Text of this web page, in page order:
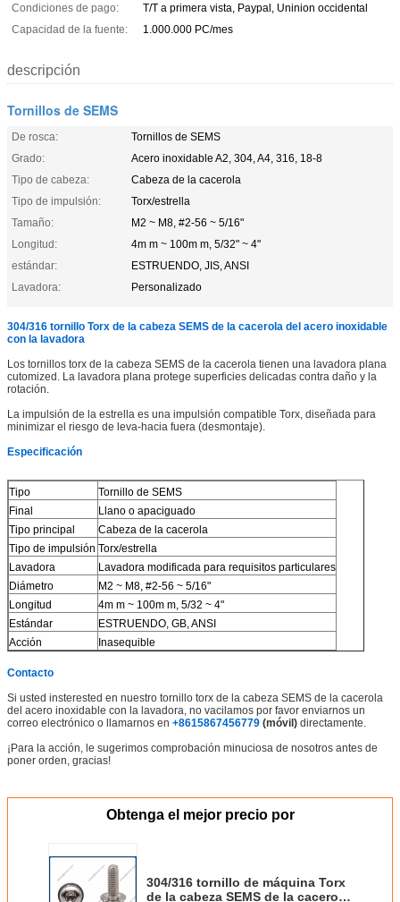
Condiciones de pago:
T/T a primera vista, Paypal, Uninion occidental
Capacidad de la fuente:
1.000.000 PC/mes
descripción
Tornillos de SEMS
De rosca:
Tornillos de SEMS
Grado:
Acero inoxidable A2, 304, A4, 316, 18-8
Tipo de cabeza:
Cabeza de la cacerola
Tipo de impulsión:
Torx/estrella
Tamaño:
M2 ~ M8, #2-56 ~ 5/16"
Longitud:
4m m ~ 100m m, 5/32" ~ 4"
estándar:
ESTRUENDO, JIS, ANSI
Lavadora:
Personalizado
304/316 tornillo Torx de la cabeza SEMS de la cacerola del acero inoxidable
con la lavadora
Los tornillos torx de la cabeza SEMS de la cacerola tienen una lavadora plana
cutomized. La lavadora plana protege superficies delicadas contra daño y la
rotación.
La impulsión de la estrella es una impulsión compatible Torx, diseñada para
minimizar el riesgo de leva-hacia fuera (desmontaje).
Especificación
Tipo
Tornillo de SEMS
Final
Llano o apaciguado
Tipo principal
Cabeza de la cacerola
Tipo de impulsión Torx/estrella
Lavadora
Lavadora modificada para requisitos particulares
Diámetro
M2 ~ M8, #2-56 ~ 5/16"
Longitud
4m m ~ 100m m, 5/32 ~ 4"
Estándar
ESTRUENDO, GB, ANSI
Acción
Inasequible
Contacto
Si usted insterested en nuestro tornillo torx de la cabeza SEMS de la cacerola
del acero inoxidable con la lavadora, no vacilamos por favor enviarnos un
correo electrónico o llamarnos en +8615867456779 (móvil) directamente.
¡Para la acción, le sugerimos comprobación minuciosa de nosotros antes de
poner orden, gracias!
Obtenga el mejor precio por
304/316 tornillo de máquina Torx
de la cabeza SEMS de la cacerola